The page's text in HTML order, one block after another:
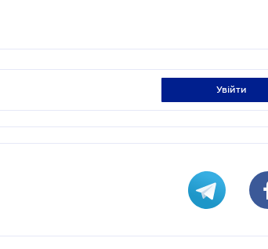
увійти